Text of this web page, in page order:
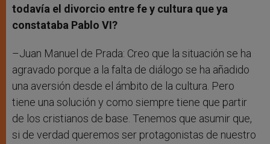
todavía el divorcio entre fe y cultura que ya
constataba Pablo VI?
–Juan Manuel de Prada: Creo que la situación se ha
agravado porque a la falta de diálogo se ha añadido
una aversión desde el ámbito de la cultura. Pero
tiene una solución y como siempre tiene que partir
de los cristianos de base. Tenemos que asumir que,
si de verdad queremos ser protagonistas de nuestro